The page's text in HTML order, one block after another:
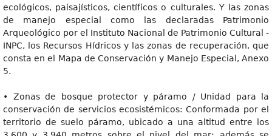
ecológicos, paisajísticos, científicos o culturales. Y las zonas
de manejo especial como las declaradas Patrimonio
Arqueológico por el Instituto Nacional de Patrimonio Cultural -
INPC, los Recursos Hídricos y las zonas de recuperación, que
consta en el Mapa de Conservación y Manejo Especial, Anexo
5.
• Zonas de bosque protector y páramo / Unidad para la
conservación de servicios ecosistémicos: Conformada por el
territorio de suelo páramo, ubicado a una altitud entre los